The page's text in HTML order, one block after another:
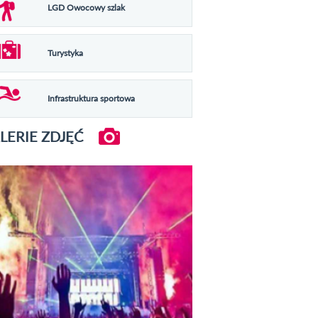
LGD Owocowy szlak
Turystyka
Infrastruktura sportowa
ZDJĘĆ